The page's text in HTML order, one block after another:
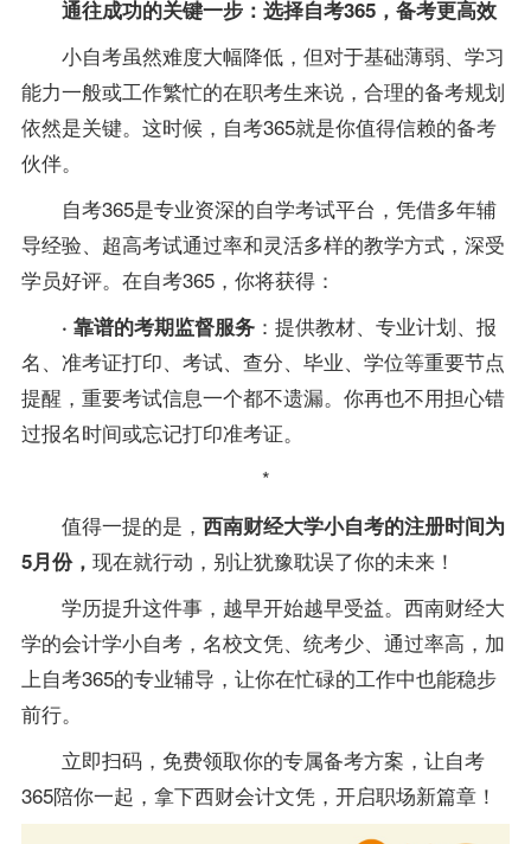
通往成功的关键一步：选择自考365， 备考更高效
小自考虽然难度大幅降低，但对于基础薄弱、学习
能力一般或工作繁忙的在职考生来说，合理的备考规划
依然是关键。 这时候，自考365就是你值得信赖的备考
伙伴。
自考365是专业资深的自学考试平台，凭借多年辅
导经验、超高考试通过率和灵活多样的教学方式，深受
学员好评。在自考365，你将获得：
· 靠谱的考期监督服务：提供教材、 专业计划、报
名、准考证打印、考试、查分、毕业、学位等重要节点
提醒，重要考试信息一个都不遗漏。你再也不用担心错
过报名时间或忘记打印准考证。
*
值得一提的是， 西南财经大学小自考的注册时间为
5月份， 现在就行动，别让犹豫耽误了你的未来！
学历提升这件事，越早开始越早受益。西南财经大
学的会计学小自考，名校文凭、统考少、通过率高，加
上自考365的专业辅导，让你在忙碌的工作中也能稳步
前行。
立即扫码，免费领取你的专属备考方案，让自考
365陪你一起，拿下西财会计文凭，开启职场新篇章！